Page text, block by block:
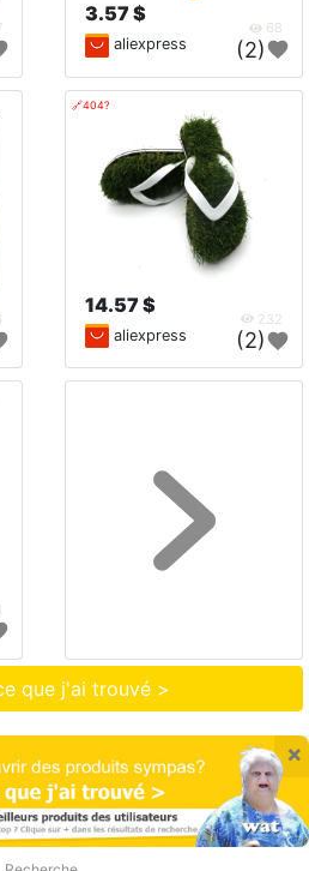
3.57 $
68
aliexpress (2)
🔗404?
14.57 $
232
aliexpress (2)
que j'ai trouvé >
×